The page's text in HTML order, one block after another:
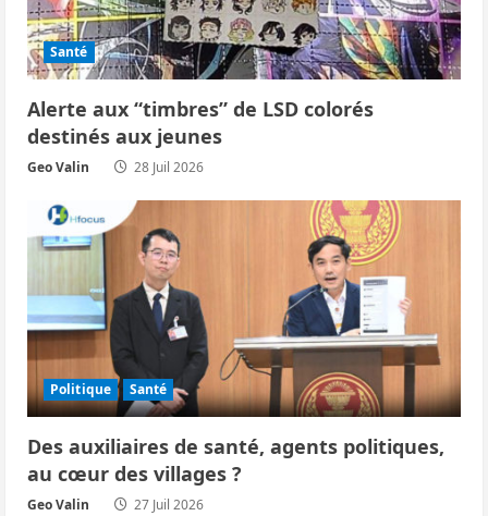
Santé
Alerte aux “timbres” de LSD colorés
destinés aux jeunes
Geo Valin 28 Juil 2026
Politique Santé
Des auxiliaires de santé, agents politiques,
au cœur des villages ?
Geo Valin 27 Juil 2026